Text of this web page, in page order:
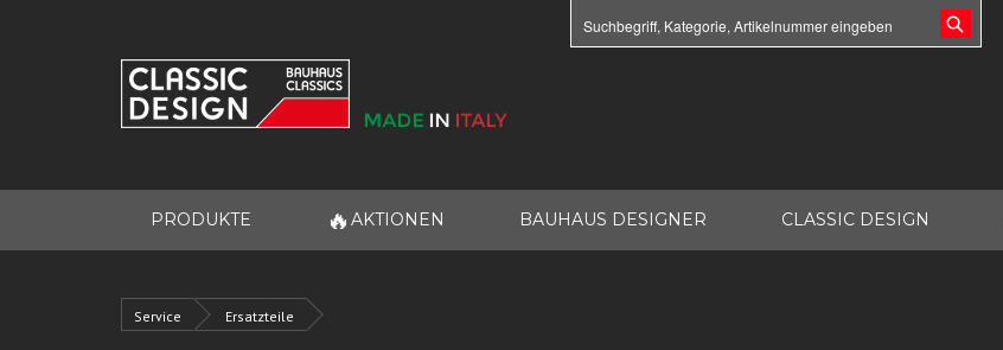
PRODUKTE 🔥 AKTIONEN BAUHAUS DESIGNER CLASSIC DESIGN
Service Ersatzteile